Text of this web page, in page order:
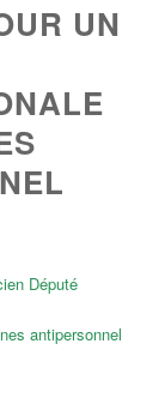
UN
Député
antipersonnel